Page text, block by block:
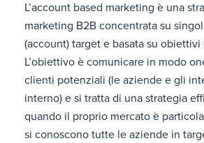
L’account based marketing è una
marketing B2B concentrata su
(account) target e basata su obiettivi
L’obiettivo è comunicare in modo
clienti potenziali (le aziende e gli
interno) e si tratta di una strategia
quando il proprio mercato è
si conoscono tutte le aziende in